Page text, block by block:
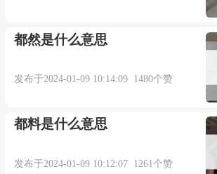
每一条沙丁鱼都是穿过眼睛挂
3. The old man unhooked the
line with another sardine and tossed it
老人把钓钩从鱼嘴里***, 重新
都然是什么意思
发布于2024-01-09 10:14:09 1480个赞
都料是什么意思
发布于2024-01-09 10:12:07 1261个赞